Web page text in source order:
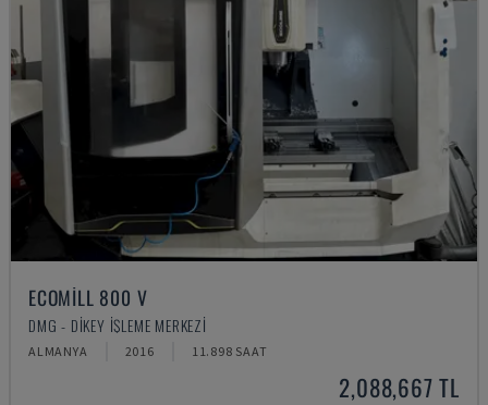
ECOMILL 800 V
DMG - DIKEY İŞLEME MERKEZI
ALMANYA 2016 11.898 SAAT
2,088,667 TL